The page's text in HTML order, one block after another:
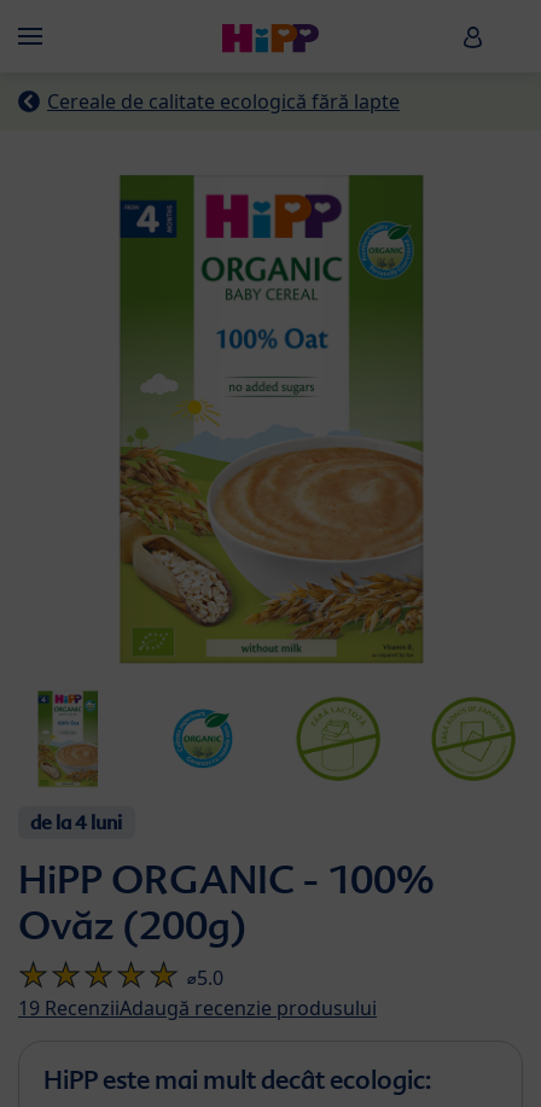
Menü HiPP
Cereale de calitate ecologică fără lapte
de la 4 luni
HiPP ORGANIC - 100%
Ovăz (200g)
⌀5.0
19 RecenziiAdaugă recenzie produsului
HiPP este mai mult decât ecologic: